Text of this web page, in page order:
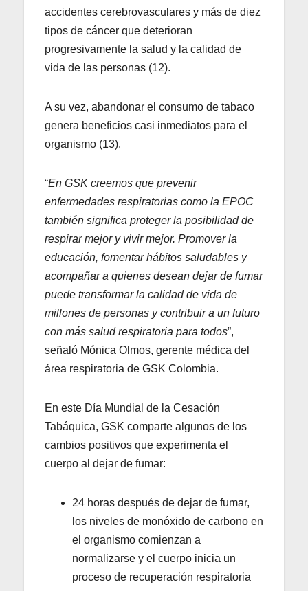
accidentes cerebrovasculares y más de diez
tipos de cáncer que deterioran
progresivamente la salud y la calidad de
vida de las personas (12).
A su vez, abandonar el consumo de tabaco
genera beneficios casi inmediatos para el
organismo (13).
“En GSK creemos que prevenir
enfermedades respiratorias como la EPOC
también significa proteger la posibilidad de
respirar mejor y vivir mejor. Promover la
educación, fomentar hábitos saludables y
acompañar a quienes desean dejar de fumar
puede transformar la calidad de vida de
millones de personas y contribuir a un futuro
con más salud respiratoria para todos”,
señaló Mónica Olmos, gerente médica del
área respiratoria de GSK Colombia.
En este Día Mundial de la Cesación
Tabáquica, GSK comparte algunos de los
cambios positivos que experimenta el
cuerpo al dejar de fumar:
24 horas después de dejar de fumar,
los niveles de monóxido de carbono en
el organismo comienzan a
normalizarse y el cuerpo inicia un
proceso de recuperación respiratoria